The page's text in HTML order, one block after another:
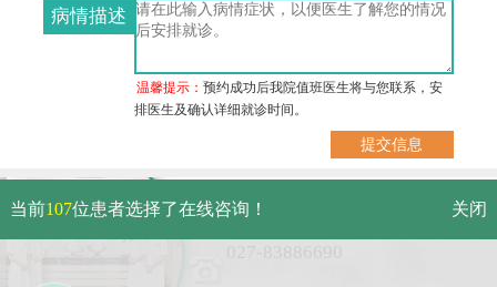
病情描述
温馨提示：预约成功后我院值班医生将与您联系，安
排医生及确认详细就诊时间。
武汉市硚口区解放大道479号
免费电话：
当前107位患者选择了在线咨询！ 关闭